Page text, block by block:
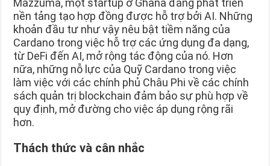
Mazzuma, một startup ở Ghana đang phát triển
nền tảng tạo hợp đồng được hỗ trợ bởi AI. Những
khoản đầu tư như vậy nêu bật tiềm năng của
Cardano trong việc hỗ trợ các ứng dụng đa dạng,
từ DeFi đến AI, mở rộng tác động của nó. Hơn
nữa, những nỗ lực của Quỹ Cardano trong việc
làm việc với các chính phủ Châu Phi về các chính
sách quản trị blockchain đảm bảo sự phù hợp về
quy định, mở đường cho việc áp dụng rộng rãi
hơn.
Thách thức và cân nhắc